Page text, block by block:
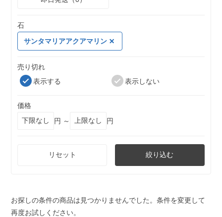
石
サンタマリアアクアマリン
売り切れ
表示する
表示しない
価格
円 ～
円
リセット 絞り込む
お探しの条件の商品は見つかりませんでした。条件を変更して
再度お試しください。